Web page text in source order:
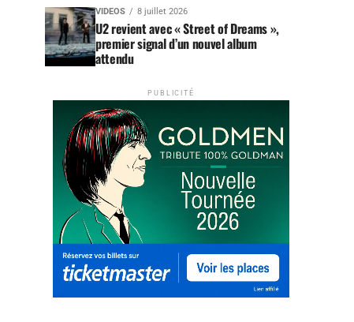
VIDEOS 8 juillet 2026
U2 revient avec « Street of Dreams »,
premier signal d’un nouvel album
attendu
PUBLICITÉ